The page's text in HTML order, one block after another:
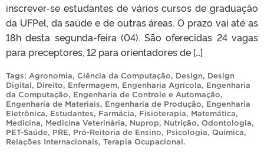
inscrever-se estudantes de vários cursos de graduação
da UFPel, da saúde e de outras áreas. O prazo vai até as
18h desta segunda-feira (04). São oferecidas 24 vagas
para preceptores, 12 para orientadores de […]
Tags: Agronomia, Ciência da Computação, Design, Design
Digital, Direito, Enfermagem, Engenharia Agrícola, Engenharia
da Computação, Engenharia de Controle e Automação,
Engenharia de Materiais, Engenharia de Produção, Engenharia
Eletrônica, Estudantes, Farmácia, Fisioterapia, Matemática,
Medicina, Medicina Veterinária, Nuprop, Nutrição, Odontologia,
PET-Saúde, PRE, Pró-Reitoria de Ensino, Psicologia, Química,
Relações Internacionais, Terapia Ocupacional.